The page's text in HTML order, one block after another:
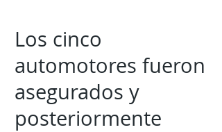
Los cinco
automotores fueron
asegurados y
posteriormente